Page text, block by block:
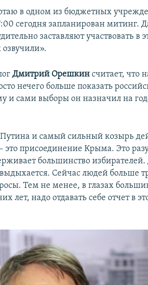
в одном из бюджетных
сегодня запланирован митинг.
заставляют участвовать в
Дмитрий Орешкинсчитает, что
нечего больше показать
и сами выборы он назначил на
и самый сильный козырь
это присоединение Крыма. Это
большинство избирателей.
Сейчас людей больше
Тем не менее, в глазах
лет, надо отдавать себе отчет в